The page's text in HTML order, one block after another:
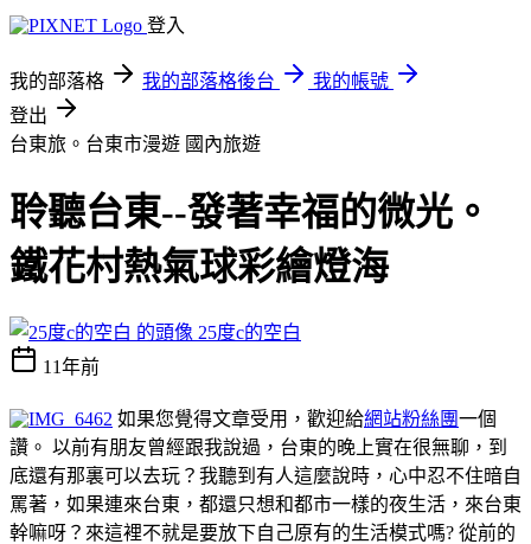
登入
我的部落格 我的部落格後台
我的帳號
登出
台東旅。台東市漫遊 國內旅遊
聆聽台東--發著幸福的微光。
鐵花村熱氣球彩繪燈海
25度c的空白
11年前
如果您覺得文章受用，歡迎給網站粉絲團一個
讚。 以前有朋友曾經跟我說過，台東的晚上實在很無聊，到
底還有那裏可以去玩？我聽到有人這麼說時，心中忍不住暗自
罵著，如果連來台東，都還只想和都市一樣的夜生活，來台東
幹嘛呀？來這裡不就是要放下自己原有的生活模式嗎? 從前的